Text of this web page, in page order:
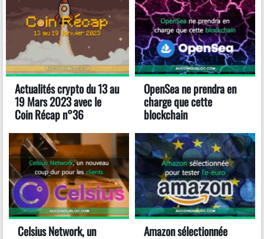
Actualités crypto du 13 au
19 Mars 2023 avec le
Coin Récap n°36
OpenSea ne prendra en
charge que cette
blockchain
Celsius Network, un Amazon sélectionnée